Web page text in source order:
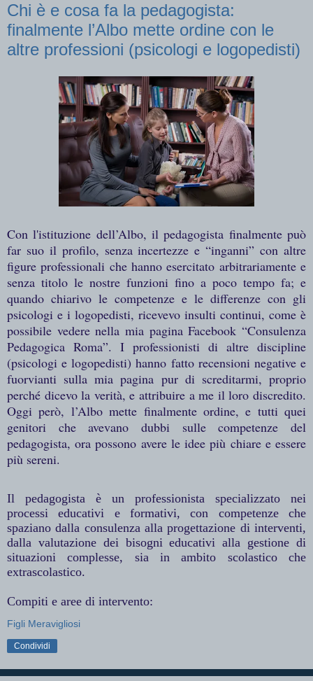
Chi è e cosa fa la pedagogista:
finalmente l’Albo mette ordine con le
altre professioni (psicologi e logopedisti)
Con l'istituzione dell’Albo, il pedagogista finalmente può
far suo il profilo, senza incertezze e “inganni” con altre
figure professionali che hanno esercitato arbitrariamente e
senza titolo le nostre funzioni fino a poco tempo fa; e
quando chiarivo le competenze e le differenze con gli
psicologi e i logopedisti, ricevevo insulti continui, come è
possibile vedere nella mia pagina Facebook “Consulenza
Pedagogica Roma”. I professionisti di altre discipline
(psicologi e logopedisti) hanno fatto recensioni negative e
fuorvianti sulla mia pagina pur di screditarmi, proprio
perché dicevo la verità, e attribuire a me il loro discredito.
Oggi però, l’Albo mette finalmente ordine, e tutti quei
genitori che avevano dubbi sulle competenze del
pedagogista, ora possono avere le idee più chiare e essere
più sereni.
Il pedagogista è un professionista specializzato nei
processi educativi e formativi, con competenze che
spaziano dalla consulenza alla progettazione di interventi,
dalla valutazione dei bisogni educativi alla gestione di
situazioni complesse, sia in ambito scolastico che
extrascolastico.
Compiti e aree di intervento:
Figli Meravigliosi
Condividi